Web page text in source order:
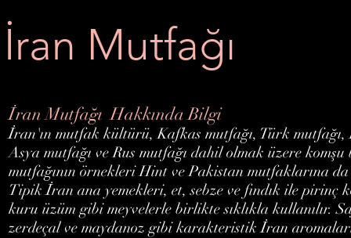
İran Mutfağı
İran Mutfağı Hakkında Bilgi
İran'ın mutfak kültürü, Kafkas mutfağı, Türk mutfağı,
Asya mutfağı ve Rus mutfağı dahil olmak üzere
mutfağının örnekleri Hint ve Pakistan mutfaklarına da
Tipik İran ana yemekleri, et, sebze ve fındık ile pirinç
kuru üzüm gibi meyvelerle birlikte sıklıkla kullanılır.
zerdeçal ve maydanoz gibi karakteristik İran aromaları